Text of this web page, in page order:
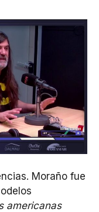
Moraño fue
americanas